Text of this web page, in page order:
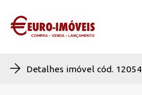
Detalhes imóvel cód. 12054